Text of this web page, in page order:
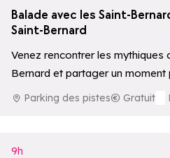
Balade avec les Saint-
Saint-Bernard
Venez rencontrer les mythiques
Bernard et partager un moment
leurs côtés, avec possibilité de
Parking des pistes Gratuit
9h